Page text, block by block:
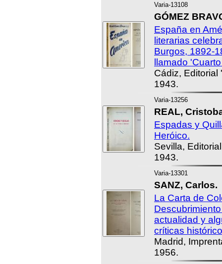
Varia-13108
GÓMEZ
España en
literarias
Burgos, 1892-
llamado
Cádiz, Editorial
1943.
Varia-13256
REAL,
Espadas y
Heróico.
Sevilla,
1943.
Varia-13301
SANZ, Carlos.
La Carta de
actualidad y
críticas
Madrid,
1956.